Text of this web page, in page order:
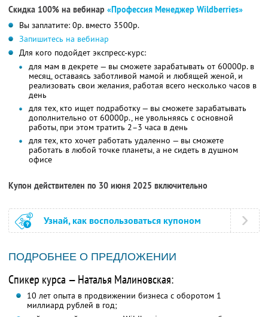
Скидка 100% на вебинар «Профессия Менеджер Wildberries»
Вы заплатите: 0р. вместо 3500р.
Запишитесь на вебинар
Для кого подойдет экспресс-курс:
для мам в декрете — вы сможете зарабатывать от 60000р. в
месяц, оставаясь заботливой мамой и любящей женой, и
реализовать свои желания, работая всего несколько часов в
день
для тех, кто ищет подработку — вы сможете зарабатывать
дополнительно от 60000р., не увольняясь с основной
работы, при этом тратить 2–3 часа в день
для тех, кто хочет работать удаленно — вы сможете
работать в любой точке планеты, а не сидеть в душном
офисе
Купон действителен по 30 июня 2025 включительно
Узнай, как воспользоваться купоном
ПОДРОБНЕЕ О ПРЕДЛОЖЕНИИ
Спикер курса — Наталья Малиновская:
10 лет опыта в продвижении бизнеса с оборотом 1
миллиард рублей в год;